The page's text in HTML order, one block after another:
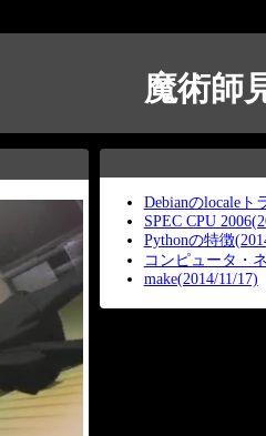
魔術師
Debianのlocaleト
SPEC CPU
Pythonの特徴
コンピュータ・
make(2014/11/17)